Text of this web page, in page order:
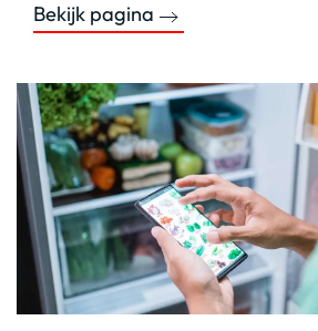
Bekijk pagina